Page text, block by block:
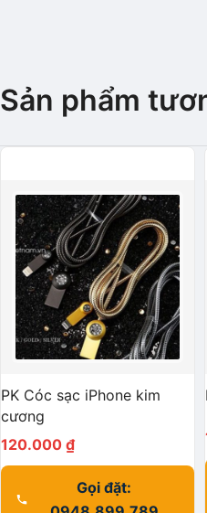
Sản phẩm
PK Cóc sạc iPhone kim
cương
120.000 ₫
Gọi đặt: